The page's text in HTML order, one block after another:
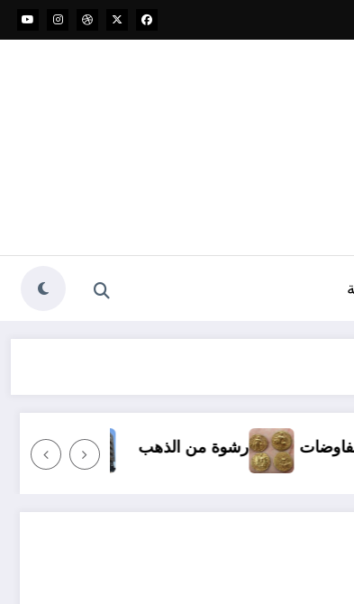
كل شيء عن شراء السكنات في الجزائر بقرض